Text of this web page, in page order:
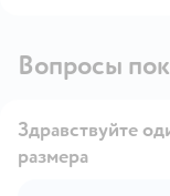
Вопросы
Здравствуйте
размера